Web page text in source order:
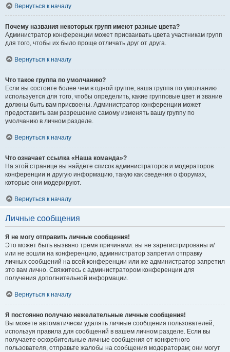
Вернуться к началу
Почему названия некоторых групп имеют разные цвета?
Администратор конференции может присваивать цвета участникам групп
для того, чтобы их было проще отличать друг от друга.
Вернуться к началу
Что такое группа по умолчанию?
Если вы состоите более чем в одной группе, ваша группа по умолчанию
используется для того, чтобы определить, какие групповые цвет и звание
должны быть вам присвоены. Администратор конференции может
предоставить вам разрешение самому изменять вашу группу по
умолчанию в личном разделе.
Вернуться к началу
Что означает ссылка «Наша команда»?
На этой странице вы найдёте список администраторов и модераторов
конференции и другую информацию, такую как сведения о форумах,
которые они модерируют.
Вернуться к началу
Личные сообщения
Я не могу отправить личные сообщения!
Это может быть вызвано тремя причинами: вы не зарегистрированы и/
или не вошли на конференцию, администратор запретил отправку
личных сообщений на всей конференции или же администратор запретил
это вам лично. Свяжитесь с администратором конференции для
получения дополнительной информации.
Вернуться к началу
Я постоянно получаю нежелательные личные сообщения!
Вы можете автоматически удалять личные сообщения пользователей,
используя правила для сообщений в вашем личном разделе. Если вы
получаете оскорбительные личные сообщения от конкретного
пользователя, отправьте жалобы на сообщения модераторам; они могут